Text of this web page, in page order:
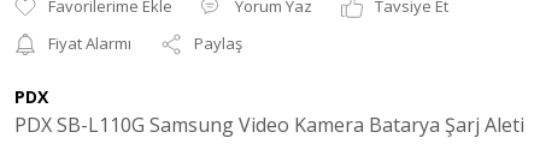
Yorum Yaz
Tavsiye Et
Fiyat Alarmı
Paylaş
PDX
PDX SB-L110G Samsung Video Kamera Batarya Şarj Aleti